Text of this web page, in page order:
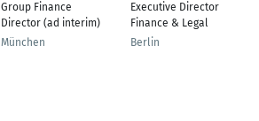
Group Finance
Director (ad interim)
München
Executive Director
Finance & Legal
Berlin